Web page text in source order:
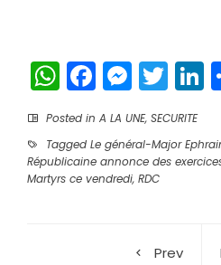
WhatsApp
Posted in A LA UNE, SECURITE
Tagged Le général-Major
Républicaine annonce des
Martyrs ce vendredi, RDC
Prev